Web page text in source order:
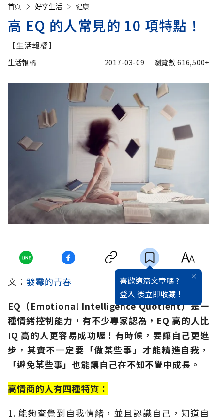
首頁 好享生活 健康
高 EQ 的人常見的 10 項特點！
【生活報橘】
生活報橘 2017-03-09 瀏覽數616,500+
喜歡這篇文章嗎 ?
登入 後立即收藏 !
文： 發霉的青春
EQ（Emotional Intelligence Quotient）是一
種情緒控制能力，有不少專家認為，EQ 高的人比
IQ 高的人更容易成功喔！有時候，要讓自己更進
步，其實不一定要「做某些事」才能精進自我，
「避免某些事」也能讓自己在不知不覺中成長。
高情商的人有四種特質：
1. 能夠查覺到自我情緒，並且認識自己，知道自